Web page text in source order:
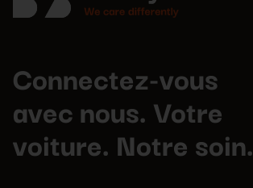
Connectez-vous
avec nous. Votre
voiture. Notre soin.